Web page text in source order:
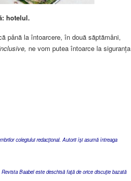
hotelul.
până la întoarcere, în două săptămâni,
ne vom putea întoarce la siguranța
colegiului redacţional. Autorii îşi asumă întreaga
Baabel este deschisă faţă de orice discuţie bazată